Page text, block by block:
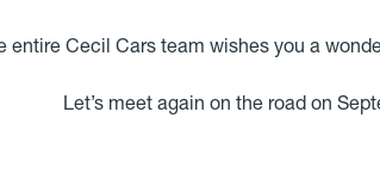
entire Cecil Cars team wishes you a
Let’s meet again on the road on